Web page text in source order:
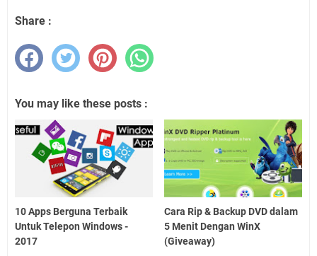
Share :
You may like these posts :
10 Apps Berguna Terbaik
Untuk Telepon Windows -
2017
Cara Rip & Backup DVD dalam
5 Menit Dengan WinX
(Giveaway)